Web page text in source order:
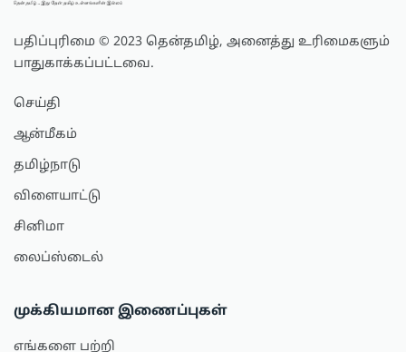
பதிப்புரிமை © 2023 தென்தமிழ், அனைத்து உரிமைகளும்
பாதுகாக்கப்பட்டவை.
செய்தி
ஆன்மீகம்
தமிழ்நாடு
விளையாட்டு
சினிமா
லைப்ஸ்டைல்
முக்கியமான இணைப்புகள்
எங்களை பற்றி